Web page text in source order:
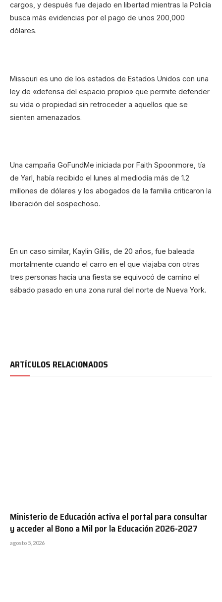
cargos, y después fue dejado en libertad mientras la Policía
busca más evidencias por el pago de unos 200,000
dólares.
Missouri es uno de los estados de Estados Unidos con una
ley de «defensa del espacio propio» que permite defender
su vida o propiedad sin retroceder a aquellos que se
sienten amenazados.
Una campaña GoFundMe iniciada por Faith Spoonmore, tía
de Yarl, había recibido el lunes al mediodía más de 1.2
millones de dólares y los abogados de la familia criticaron la
liberación del sospechoso.
En un caso similar, Kaylin Gillis, de 20 años, fue baleada
mortalmente cuando el carro en el que viajaba con otras
tres personas hacia una fiesta se equivocó de camino el
sábado pasado en una zona rural del norte de Nueva York.
ARTÍCULOS RELACIONADOS
Ministerio de Educación activa el portal para consultar
y acceder al Bono a Mil por la Educación 2026-2027
agosto 5, 2026